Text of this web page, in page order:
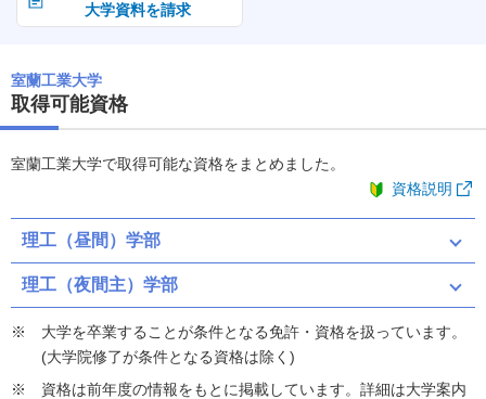
大学資料を請求
室蘭工業大学
取得可能資格
室蘭工業大学で取得可能な資格をまとめました。
資格説明
理工（昼間）学部
理工（夜間主）学部
大学を卒業することが条件となる免許・資格を扱っています。
(大学院修了が条件となる資格は除く)
資格は前年度の情報をもとに掲載しています。詳細は大学案内